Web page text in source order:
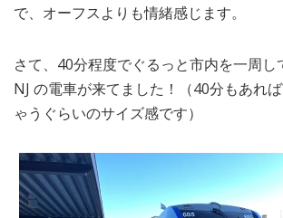
で、オーフスよりも情緒感じます。
さて、40分程度でぐるっと市内を一周し
NJ の電車が来てました！（40分もあれ
ゃうぐらいのサイズ感です）